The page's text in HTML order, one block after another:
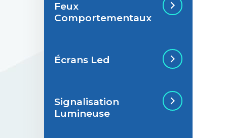
Situations de
signalisation
Radar Pédagogique
Feux
Comportementaux
Feu Comportemental
Écrans Led
Écran Géant Extérieur
Led
Signalisation
Lumineuse